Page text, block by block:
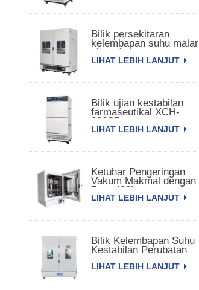
Bilik persekitaran
kelembapan suhu malar
pintu dua
LIHAT LEBIH LANJUT
Bilik ujian kestabilan
farmaseutikal XCH-
320SD
LIHAT LEBIH LANJUT
Ketuhar Pengeringan
Vakum Makmal dengan
Pam 420L
LIHAT LEBIH LANJUT
Bilik Kelembapan Suhu
Kestabilan Perubatan
LIHAT LEBIH LANJUT